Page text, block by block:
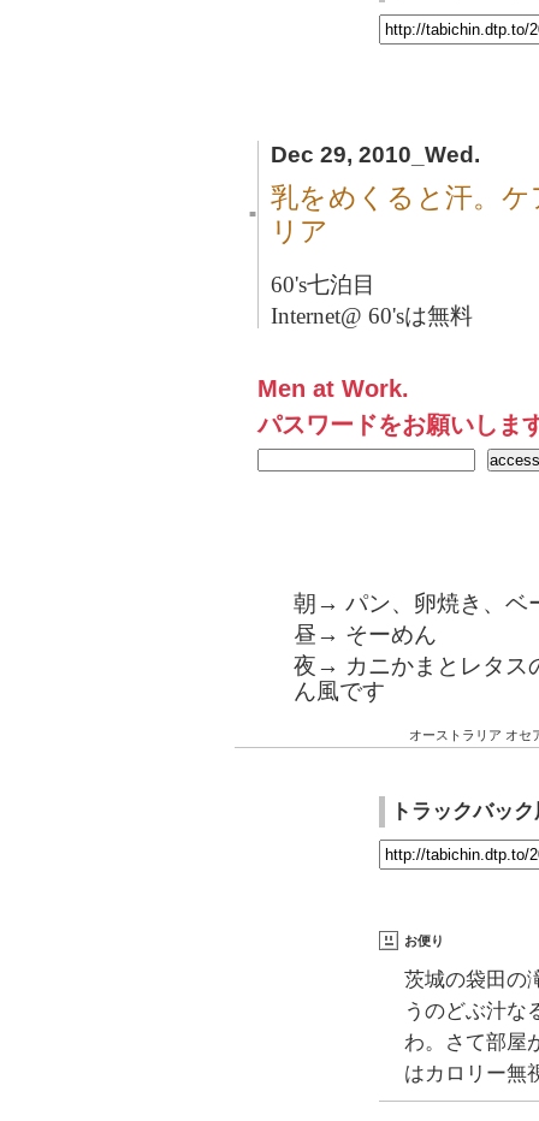
Dec 29, 2010_Wed.
■
乳をめくると汗。
リア
60's七泊目
Internet@ 60'sは無料
Men at Work.
パスワードをお願いしま
朝→ パン、卵焼き、ベ
昼→ そーめん
夜→ カニかまとレタス
ん風です
オーストラリア オセ
トラックバッ
お便り
茨城の袋田の
うのどぶ汁な
わ。さて部屋
はカロリー無